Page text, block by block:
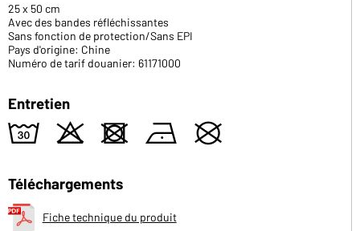
25 x 50 cm
Avec des bandes réfléchissantes
Sans fonction de protection/Sans EPI
Pays d'origine: Chine
Numéro de tarif douanier: 61171000
Entretien
w o d n U
Téléchargements
Fiche technique du produit